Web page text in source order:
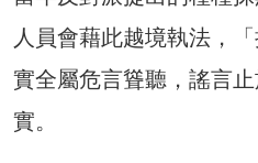
人員會藉此越境執法，
實全屬危言聳聽，謠言
實。